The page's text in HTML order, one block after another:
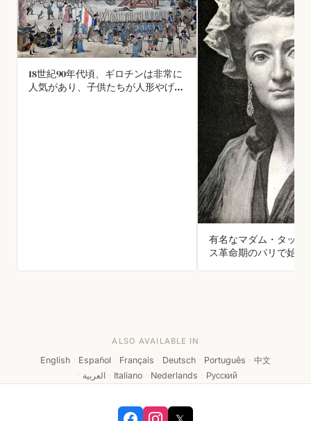
18世紀90年代頃、ギロチンは非常に
人気があり、子供たちが人形やげっ
有名なマダム・タッソ
ス革命期のパリで始ま
ALSO AVAILABLE IN
English · Español · Français · Deutsch · Português · 中文
· العربية · Italiano · Nederlands · Русский